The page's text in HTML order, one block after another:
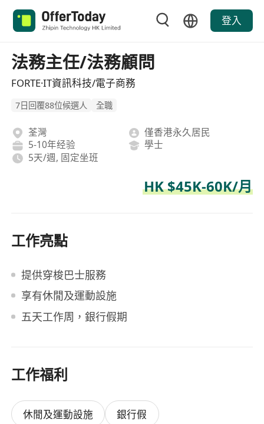
登入
法務主任/法務顧問
FORTE·IT資訊科技/電子商務
7日回覆88位候選人 全職
荃灣
僅香港永久居民
5-10年经验
學士
5天/週, 固定坐班
HK $45K-60K/月
工作亮點
提供穿梭巴士服務
享有休閒及運動設施
五天工作周，銀行假期
工作福利
休閒及運動設施 銀行假